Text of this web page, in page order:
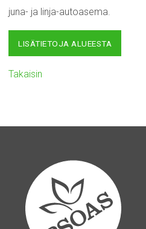
juna- ja linja-autoasema.
LISÄTIETOJA ALUEESTA
Takaisin